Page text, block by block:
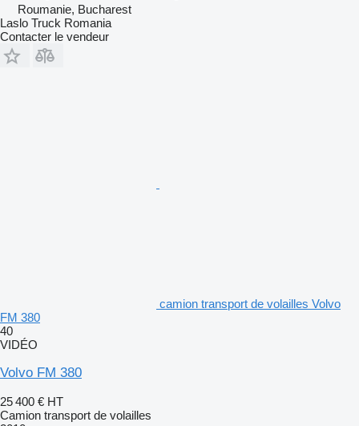
Roumanie, Bucharest
Laslo Truck Romania
Contacter le vendeur
camion transport de volailles Volvo
FM 380
40
VIDÉO
Volvo FM 380
25 400 € HT
Camion transport de volailles